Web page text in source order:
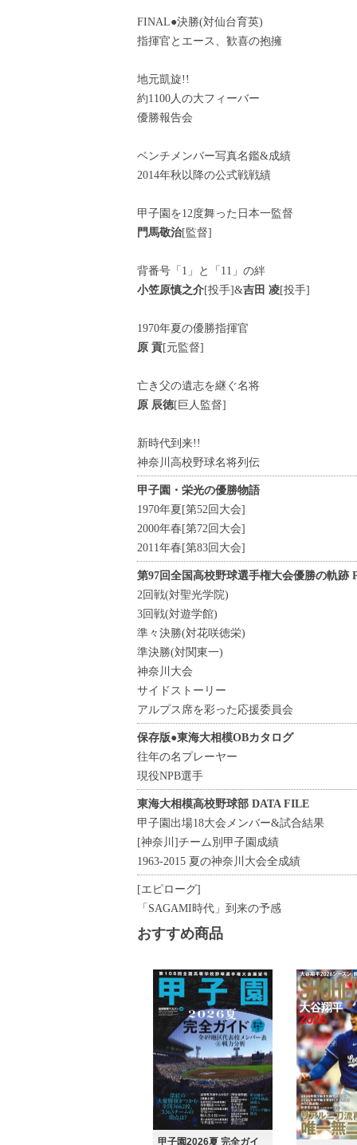
FINAL●決勝(対仙台育英)
指揮官とエース、歓喜の抱擁
地元凱旋!!
約1100人の大フィーバー
優勝報告会
ベンチメンバー写真名鑑&成績
2014年秋以降の公式戦戦績
甲子園を12度舞った日本一監督
門馬敬治[監督]
背番号「1」と「11」の絆
小笠原慎之介[投手]&吉田 凌[投手]
1970年夏の優勝指揮官
原 貢[元監督]
亡き父の遺志を継ぐ名将
原 辰徳[巨人監督]
新時代到来!!
神奈川高校野球名将列伝
甲子園・栄光の優勝物語
1970年夏[第52回大会]
2000年春[第72回大会]
2011年春[第83回大会]
第97回全国高校野球選手権大会優勝の軌跡
2回戦(対聖光学院)
3回戦(対遊学館)
準々決勝(対花咲徳栄)
準決勝(対関東一)
神奈川大会
サイドストーリー
アルプス席を彩った応援委員会
保存版●東海大相模OBカタログ
往年の名プレーヤー
現役NPB選手
東海大相模高校野球部 DATA FILE
甲子園出場18大会メンバー&試合結果
[神奈川]チーム別甲子園成績
1963-2015 夏の神奈川大会全成績
[エピローグ]
「SAGAMI時代」到来の予感
おすすめ商品
甲子園2026夏 完全ガイ